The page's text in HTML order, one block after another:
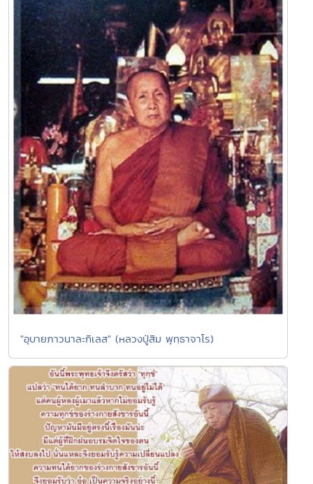
"อุบายภาวนาละกิเลส" (หลวงปู่สิม พุทฺธาจาโร)